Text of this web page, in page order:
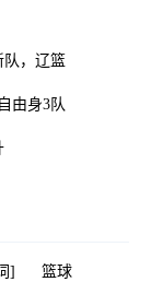
，辽篮外援去日本
由身3队或潜在下家
] 篮球